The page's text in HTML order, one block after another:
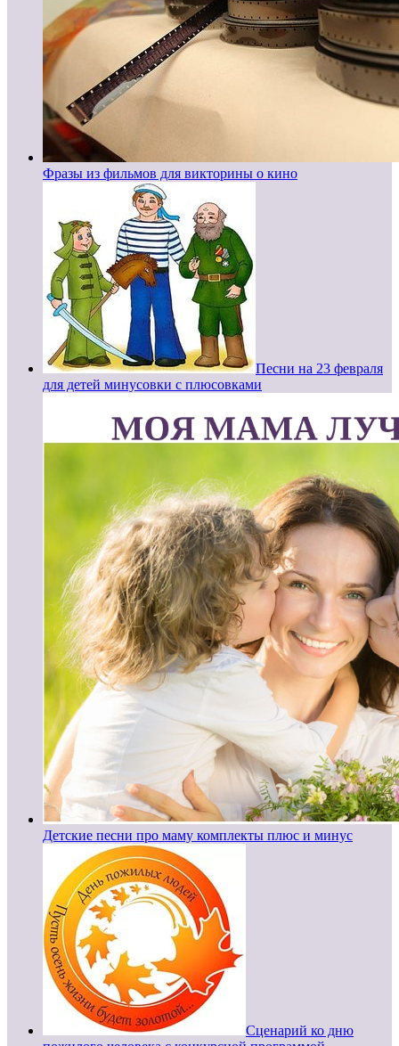
Фразы из фильмов для викторины о кино
Песни на 23 февраля
для детей минусовки с плюсовками
Детские песни про маму комплекты плюс и минус
Сценарий ко дню